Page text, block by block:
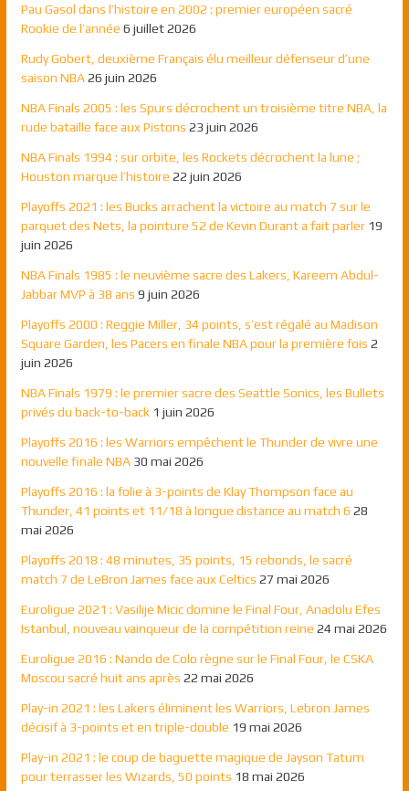
Pau Gasol dans l’histoire en 2002 : premier européen sacré
Rookie de l’année 6 juillet 2026
Rudy Gobert, deuxième Français élu meilleur défenseur d’une
saison NBA 26 juin 2026
NBA Finals 2005 : les Spurs décrochent un troisième titre NBA, la
rude bataille face aux Pistons 23 juin 2026
NBA Finals 1994 : sur orbite, les Rockets décrochent la lune ;
Houston marque l’histoire 22 juin 2026
Playoffs 2021 : les Bucks arrachent la victoire au match 7 sur le
parquet des Nets, la pointure 52 de Kevin Durant a fait parler 19
juin 2026
NBA Finals 1985 : le neuvième sacre des Lakers, Kareem Abdul-
Jabbar MVP à 38 ans 9 juin 2026
Playoffs 2000 : Reggie Miller, 34 points, s’est régalé au Madison
Square Garden, les Pacers en finale NBA pour la première fois 2
juin 2026
NBA Finals 1979 : le premier sacre des Seattle Sonics, les Bullets
privés du back-to-back 1 juin 2026
Playoffs 2016 : les Warriors empêchent le Thunder de vivre une
nouvelle finale NBA 30 mai 2026
Playoffs 2016 : la folie à 3-points de Klay Thompson face au
Thunder, 41 points et 11/18 à longue distance au match 6 28
mai 2026
Playoffs 2018 : 48 minutes, 35 points, 15 rebonds, le sacré
match 7 de LeBron James face aux Celtics 27 mai 2026
Euroligue 2021 : Vasilije Micic domine le Final Four, Anadolu Efes
Istanbul, nouveau vainqueur de la compétition reine 24 mai 2026
Euroligue 2016 : Nando de Colo règne sur le Final Four, le CSKA
Moscou sacré huit ans après 22 mai 2026
Play-in 2021 : les Lakers éliminent les Warriors, Lebron James
décisif à 3-points et en triple-double 19 mai 2026
Play-in 2021 : le coup de baguette magique de Jayson Tatum
pour terrasser les Wizards, 50 points 18 mai 2026